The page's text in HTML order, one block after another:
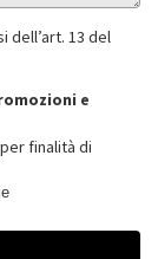
dell’art. 13 del
e
finalità di